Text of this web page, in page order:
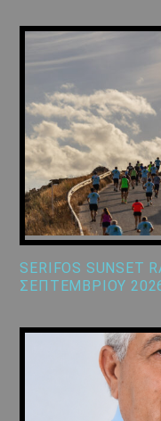
SERIFOS SUNSET
ΣΕΠΤΕΜΒΡΙΟΥ